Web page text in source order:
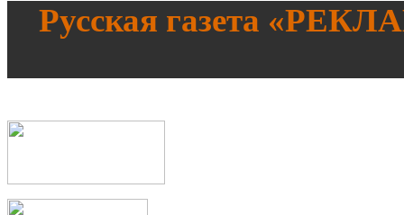
Русская газета «